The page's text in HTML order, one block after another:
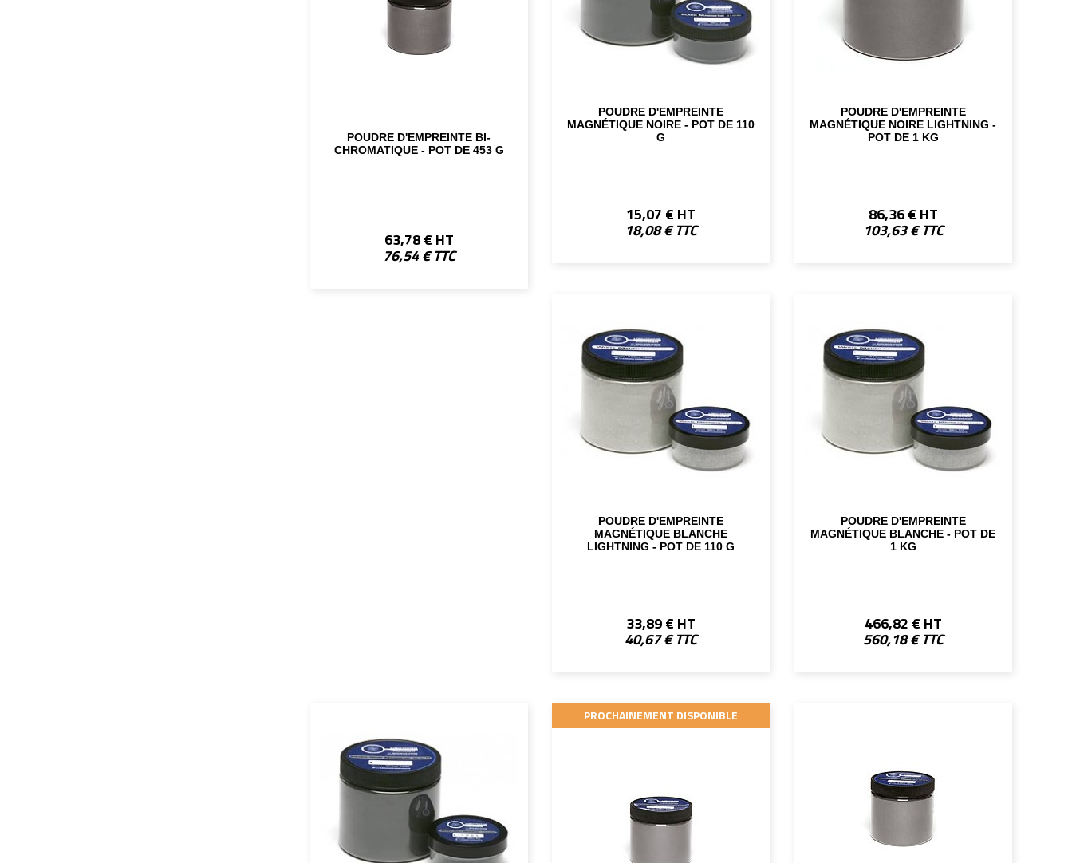
POUDRE D'EMPREINTE BI-
CHROMATIQUE - POT DE 453 G
63,78 € HT
76,54 € TTC
POUDRE D'EMPREINTE
MAGNÉTIQUE NOIRE - POT DE 110
G
15,07 € HT
18,08 € TTC
POUDRE D'EMPREINTE
MAGNÉTIQUE NOIRE LIGHTNING -
POT DE 1 KG
86,36 € HT
103,63 € TTC
POUDRE D'EMPREINTE
MAGNÉTIQUE BLANCHE
LIGHTNING - POT DE 110 G
33,89 € HT
40,67 € TTC
POUDRE D'EMPREINTE
MAGNÉTIQUE BLANCHE - POT DE
1 KG
466,82 € HT
560,18 € TTC
PROCHAINEMENT DISPONIBLE